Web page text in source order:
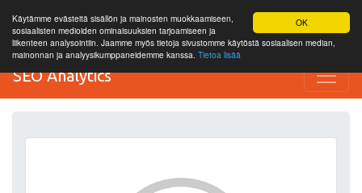
OK
Käytämme evästeitä sisällön ja mainosten muokkaamiseen,
sosiaalisten medioiden ominaisuuksien tarjoamiseen ja
liikenteen analysointiin. Jaamme myös tietoja sivustomme käytöstä sosiaalisen median,
mainonnan ja analyysikumppaneidemme kanssa. Tietoa lisää
SEO Analytics